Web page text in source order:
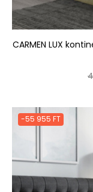
CARMEN LUX
-55 955 FT